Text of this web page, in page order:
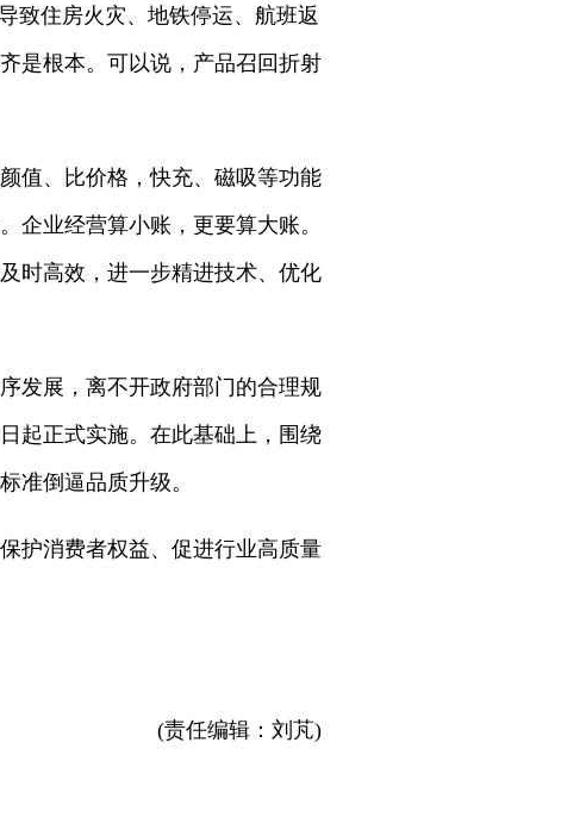
致住房火灾、地铁停运、航班返
是根本。可以说，产品召回折射
值、比价格，快充、磁吸等功能
企业经营算小账，更要算大账。
时高效，进一步精进技术、优化
发展，离不开政府部门的合理规
起正式实施。在此基础上，围绕
准倒逼品质升级。
护消费者权益、促进行业高质量
(责任编辑：刘芃)